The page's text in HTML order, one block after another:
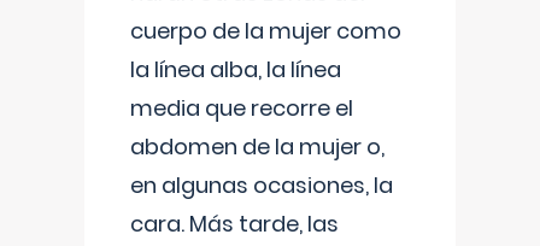
cuerpo de la mujer como
la línea alba, la línea
media que recorre el
abdomen de la mujer o,
en algunas ocasiones, la
cara. Más tarde, las